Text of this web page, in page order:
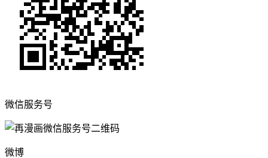
微信服务号
微博